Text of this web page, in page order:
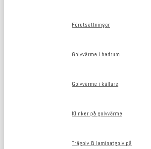
Förutsättningar
Golvvärme i badrum
Golvvärme i källare
Klinker på golvvärme
Trägolv & laminatgolv på